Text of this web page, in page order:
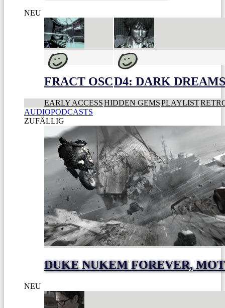
NEU
FRACT OSCD4: DARK
EARLY ACCESSHIDDEN GEMSPLAYLIST
AUDIOPODCASTS
ZUFÄLLIG
DUKE NUKEM FOREVER,
NEU